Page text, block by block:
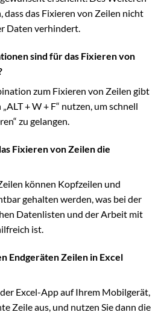
dass das Fixieren von Zeilen nicht
Daten verhindert.
sind für das Fixieren von
zum Fixieren von Zeilen gibt
+ W + F“ nutzen, um schnell
zu gelangen.
Fixieren von Zeilen die
können Kopfzeilen und
gehalten werden, was bei der
Datenlisten und der Arbeit mit
ist.
Endgeräten Zeilen in Excel
Excel-App auf Ihrem Mobilgerät,
Zeile aus, und nutzen Sie dann die